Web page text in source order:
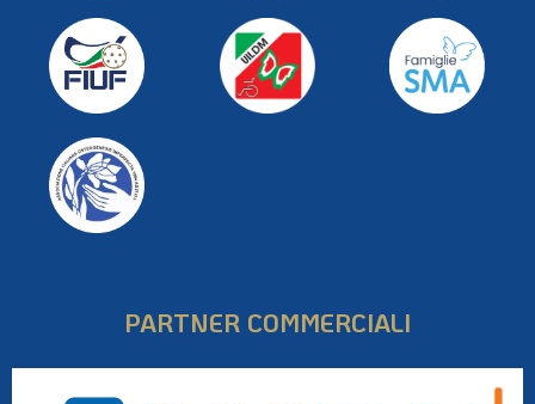
PARTNER COMMERCIALI